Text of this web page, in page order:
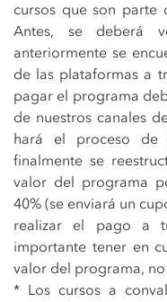
cursos que son parte
Antes, se deberá
anteriormente se
de las plataformas a
pagar el programa
de nuestros canales
hará el proceso de
finalmente se
valor del programa
40% (se enviará un
realizar el pago a
importante tener en
valor del programa,
* Los cursos a